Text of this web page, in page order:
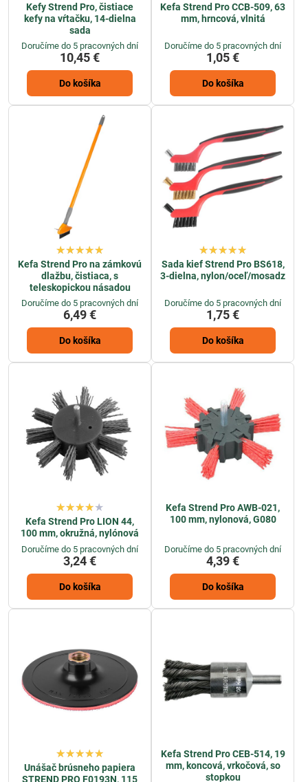
Kefy Strend Pro, čistiace
kefy na vŕtačku, 14-dielna
sada
Doručíme do 5 pracovných dní
10,45 €
Do košíka
Kefa Strend Pro CCB-509, 63
mm, hrncová, vlnitá
Doručíme do 5 pracovných dní
1,05 €
Do košíka
Kefa Strend Pro na zámkovú
dlažbu, čistiaca, s
teleskopickou násadou
Doručíme do 5 pracovných dní
6,49 €
Do košíka
Sada kief Strend Pro BS618,
3-dielna, nylon/oceľ/mosadz
Doručíme do 5 pracovných dní
1,75 €
Do košíka
Kefa Strend Pro LION 44,
100 mm, okružná, nylónová
Doručíme do 5 pracovných dní
3,24 €
Do košíka
Kefa Strend Pro AWB-021,
100 mm, nylonová, G080
Doručíme do 5 pracovných dní
4,39 €
Do košíka
Unášač brúsneho papiera
STREND PRO F0193N, 115
Kefa Strend Pro CEB-514, 19
mm, koncová, vrkočová, so
stopkou